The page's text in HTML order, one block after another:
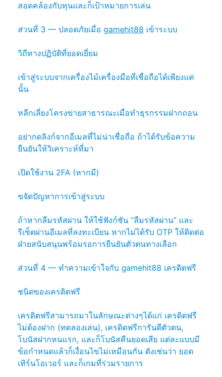
สอดคล้องกับทุนและก็เป้าหมายการเล่น
ส่วนที่ 3 — ปลอดภัยเมื่อ gamehit88 เข้าระบบ
วิถีทางปฏิบัติที่ยอดเยี่ยม
เข้าสู่ระบบจากเครื่องไม้เครื่องมือที่เชื่อถือได้เพียงแค่
นั้น
หลีกเลี่ยงโครงข่ายสาธารณะเมื่อทำธุรกรรมฝากถอน
อย่ากดลิงก์จากอีเมลที่ไม่น่าเชื่อถือ ถ้าได้รับข้อความ
ยืนยันให้วิเคราะห์ที่มา
เปิดใช้งาน 2FA (หากมี)
ขจัดปัญหาการเข้าสู่ระบบ
ถ้าหากลืมรหัสผ่าน ให้ใช้ฟังก์ชัน “ลืมรหัสผ่าน” และ
รีเซ็ตผ่านอีเมลที่ลงทะเบียน หากไม่ได้รับ OTP ให้ติดต่อ
ฝ่ายสนับสนุนพร้อมรอการยืนยันตัวตนทางเลือก
ส่วนที่ 4 — ทำความเข้าใจกับ gamehit88 เครดิตฟรี
ชนิดของเครดิตฟรี
เครดิตฟรีสามารถมาในลักษณะต่างๆได้แก่ เครดิตฟรี
ไม่ต้องฝาก (ทดลองเล่น), เครดิตฟรีการันตีตัวตน,
โบนัสฝากหนแรก, และก็โบนัสคืนยอดเสีย แต่ละแบบมี
ข้อกำหนดแล้วก็เงื่อนไขไม่เหมือนกัน ดังเช่นว่า ยอด
เทิร์นโอเวอร์ และก็เกมที่ร่วมรายการ